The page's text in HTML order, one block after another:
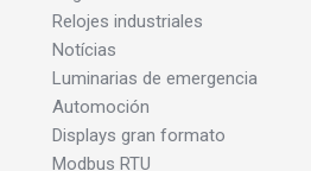
Relojes industriales
Notícias
Luminarias de emergencia
Automoción
Displays gran formato
Modbus RTU